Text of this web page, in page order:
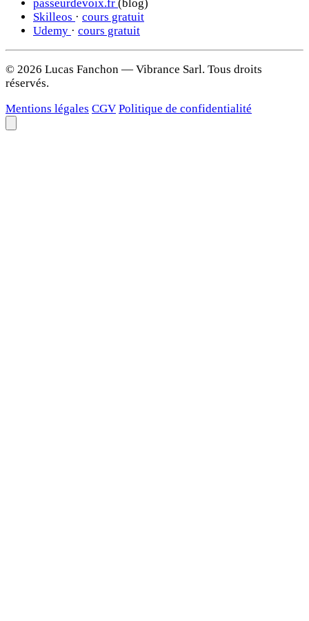
passeurdevoix.fr (blog)
Skilleos · cours gratuit
Udemy · cours gratuit
© 2026 Lucas Fanchon — Vibrance Sarl. Tous droits
réservés.
Mentions légales CGV Politique de confidentialité